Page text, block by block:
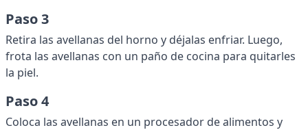
Paso 3
Retira las avellanas del horno y déjalas enfriar. Luego,
frota las avellanas con un paño de cocina para quitarles
la piel.
Paso 4
Coloca las avellanas en un procesador de alimentos y